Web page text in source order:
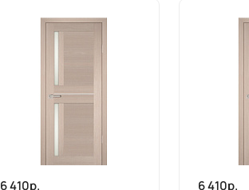
6 410р. 6 410р.